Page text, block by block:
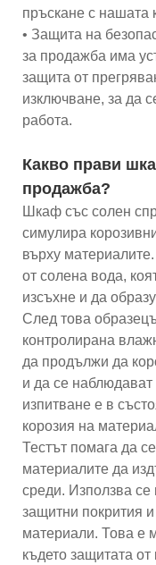
пръскане с нашата
• Защита на
за продажба има
защита от
изключване, за да
работа.
Какво прави
продажба?
Шкаф със солен
симулира
върху
от солена вода,
изсъхне и да
След това
контролирана
да продължи да
и да се наблюдават
изпитване е в
корозия на
Тестът помага да
материалите да
среди. Използва се
защитни покрития
материали. Това е
където защитата